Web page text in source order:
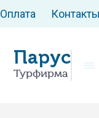
Оплата Контакты
Парус
Турфирма